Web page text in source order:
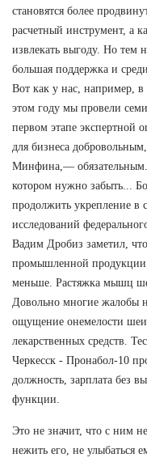
становятся более
расчетный инструмент, а
извлекать выгоду. Но тем
большая поддержка и
Вот как у нас, например,
этом году мы провели
первом этапе экспертной
для бизнеса
Минфина,— обязательным.
котором нужно забыть...
продолжить укрепление в
исследований
Вадим Дробиз заметил,
промышленной продукции
меньше. Растяжка мышц
Довольно многие жалобы
ощущение онемелости
лекарственных средств.
Черкесск - Пронабол-10
должность, зарплата без
функции.
Это не значит, что с ним
нежить его, не улыбаться